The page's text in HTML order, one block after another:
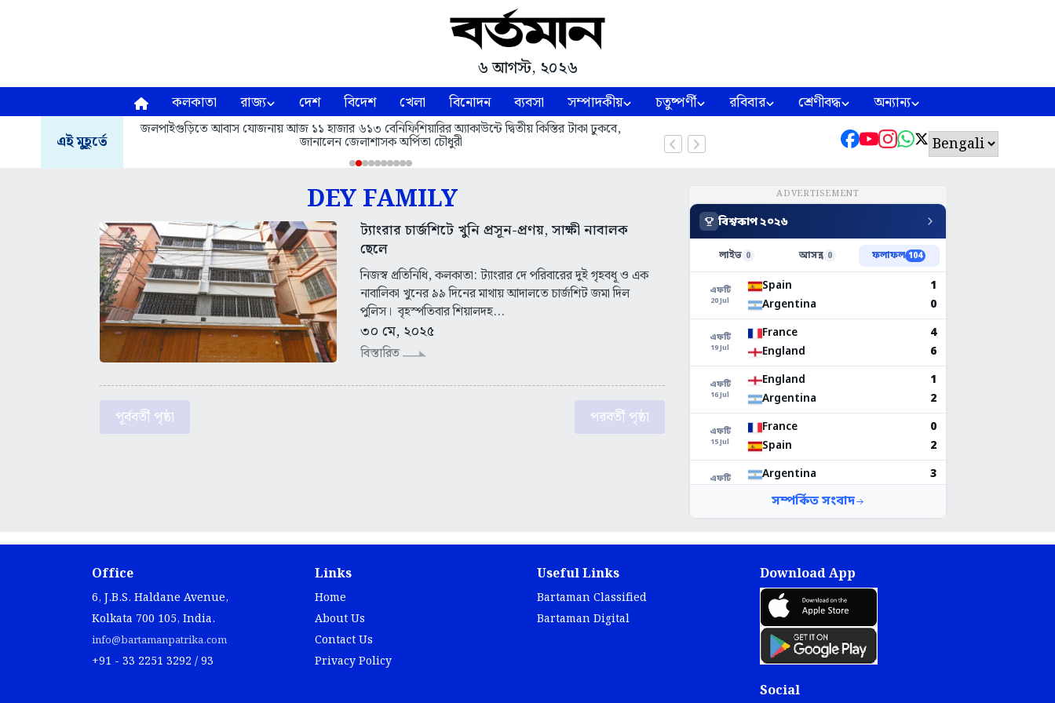
৬ আগস্ট, ২০২৬
কলকাতা রাজ্য দেশ বিদেশ খেলা বিনোদন ব্যবসা সম্পাদকীয় চতুষ্পর্ণী রবিবার শ্রেণীবদ্ধ অন্যান্য
এই মুহূর্তে
জলপাইগুড়িতে আবাস যোজনায় আজ ১১ হাজার ৬১৩ বেনিফিশিয়ারির অ্যাকাউন্টে দ্বিতীয় কিস্তির টাকা ঢুকবে,
জানালেন জেলাশাসক অর্পিতা চৌধুরী
DEY FAMILY
ট্যাংরার চার্জশিটে খুনি প্রসূন-প্রণয়, সাক্ষী নাবালক
ছেলে
নিজস্ব প্রতিনিধি, কলকাতা: ট্যাংরার দে পরিবারের দুই গৃহবধূ ও এক
নাবালিকা খুনের ৯৯ দিনের মাথায় আদালতে চার্জশিট জমা দিল
পুলিস। বৃহস্পতিবার শিয়ালদহ...
৩০ মে, ২০২৫
বিস্তারিত
পূর্ববর্তী পৃষ্ঠা পরবর্তী পৃষ্ঠা
ADVERTISEMENT
Office
6, J.B.S. Haldane Avenue,
Kolkata 700 105, India.
info@bartamanpatrika.com
+91 - 33 2251 3292 / 93
Links
Home
About Us
Contact Us
Privacy Policy
Useful Links
Bartaman Classified
Bartaman Digital
Download App
Social